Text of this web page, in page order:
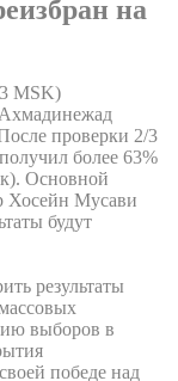
на
MSK)
проверки 2/3
более 63%
Основной
Хосейн Мусави
будут
результаты
выборов в
победе над